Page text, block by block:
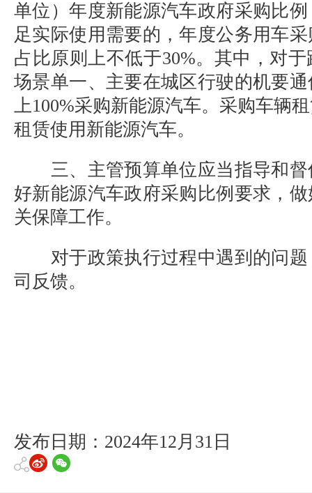
单位）年度新能源汽车政府采购比
足实际使用需要的，年度公务用车
占比原则上不低于30%。其中，对
场景单一、主要在城区行驶的机要
上100%采购新能源汽车。采购车辆
租赁使用新能源汽车。
三、主管预算单位应当指导和督
好新能源汽车政府采购比例要求，
关保障工作。
对于政策执行过程中遇到的问题
司反馈。
发布日期：2024年12月31日